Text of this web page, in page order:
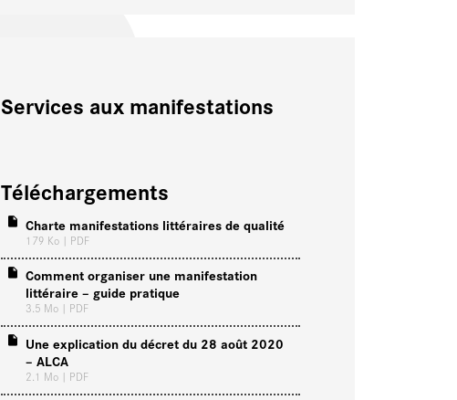
Services aux manifestations
Téléchargements
Charte manifestations littéraires de qualité
179 Ko | PDF
Comment organiser une manifestation
littéraire – guide pratique
3.5 Mo | PDF
Une explication du décret du 28 août 2020
– ALCA
2.1 Mo | PDF